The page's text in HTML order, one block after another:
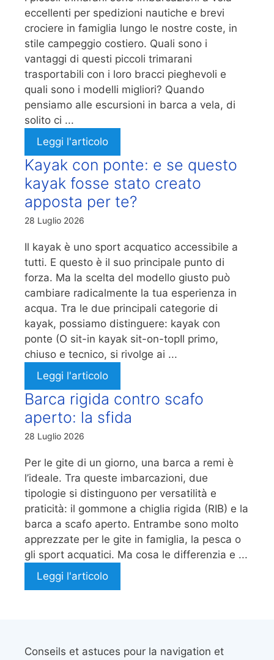
eccellenti per spedizioni nautiche e brevi
crociere in famiglia lungo le nostre coste, in
stile campeggio costiero. Quali sono i
vantaggi di questi piccoli trimarani
trasportabili con i loro bracci pieghevoli e
quali sono i modelli migliori? Quando
pensiamo alle escursioni in barca a vela, di
solito ci ...
Leggi l'articolo
Kayak con ponte: e se questo
kayak fosse stato creato
apposta per te?
28 Luglio 2026
Il kayak è uno sport acquatico accessibile a
tutti. E questo è il suo principale punto di
forza. Ma la scelta del modello giusto può
cambiare radicalmente la tua esperienza in
acqua. Tra le due principali categorie di
kayak, possiamo distinguere: kayak con
ponte (O sit-in kayak sit-on-topIl primo,
chiuso e tecnico, si rivolge ai ...
Leggi l'articolo
Barca rigida contro scafo
aperto: la sfida
28 Luglio 2026
Per le gite di un giorno, una barca a remi è
l’ideale. Tra queste imbarcazioni, due
tipologie si distinguono per versatilità e
praticità: il gommone a chiglia rigida (RIB) e la
barca a scafo aperto. Entrambe sono molto
apprezzate per le gite in famiglia, la pesca o
gli sport acquatici. Ma cosa le differenzia e ...
Leggi l'articolo
Conseils et astuces pour la navigation et